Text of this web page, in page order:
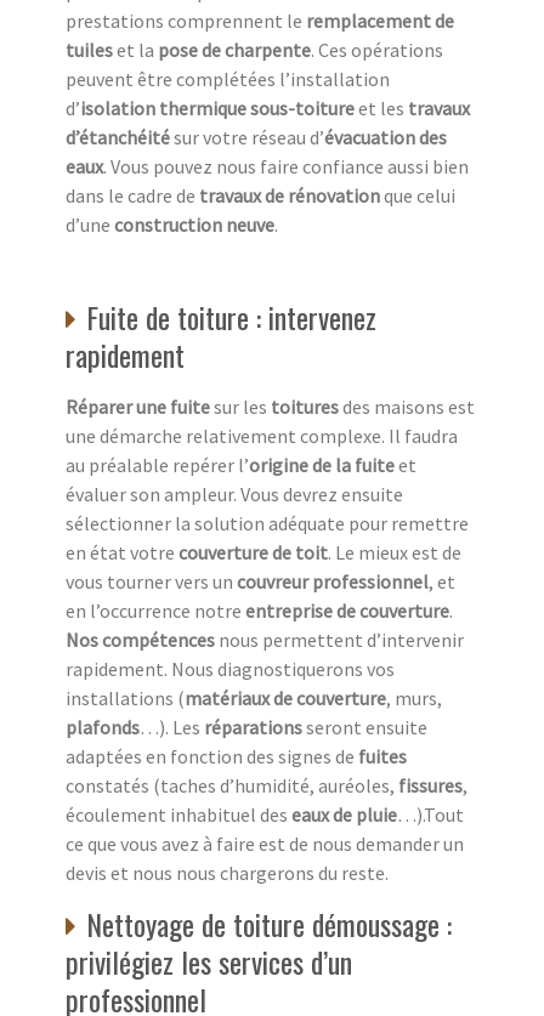
prestations comprennent le remplacement de
tuileset la pose de charpente. Ces opérations
peuvent être complétées l’installation
d’isolation thermique sous-toitureet les travaux
d’étanchéitésur votre réseau d’évacuation des
eaux. Vous pouvez nous faire confiance aussi bien
dans le cadre de travaux de rénovationque celui
d’une construction neuve.
Fuite de toiture : intervenez
rapidement
Réparer une fuitesur les toituresdes maisons est
une démarche relativement complexe. Il faudra
au préalable repérer l’origine de la fuiteet
évaluer son ampleur. Vous devrez ensuite
sélectionner la solution adéquate pour remettre
en état votre couverture de toit. Le mieux est de
vous tourner vers un couvreur professionnel, et
en l’occurrence notre entreprise de couverture.
Nos compétences nous permettent d’intervenir
rapidement. Nous diagnostiquerons vos
installations (matériaux de couverture, murs,
plafonds…). Les réparationsseront ensuite
adaptées en fonction des signes de fuites
constatés (taches d’humidité, auréoles, fissures,
écoulement inhabituel des eaux de pluie…).Tout
ce que vous avez à faire est de nous demander un
devis et nous nous chargerons du reste.
Nettoyage de toiture démoussage :
privilégiez les services d’un
professionnel